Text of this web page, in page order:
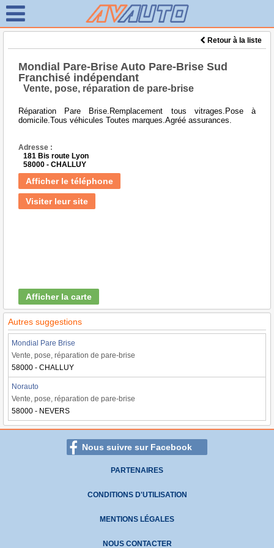
Retour à la liste
Mondial Pare-Brise Auto Pare-Brise Sud
Franchisé indépendant
Vente, pose, réparation de pare-brise
Réparation Pare Brise.Remplacement tous vitrages.Pose à
domicile.Tous véhicules Toutes marques.Agréé assurances.
Adresse :
181 Bis route Lyon
58000 - CHALLUY
Afficher le téléphone
Visiter leur site
Afficher la carte
Autres suggestions
Mondial Pare Brise
Vente, pose, réparation de pare-brise
58000 - CHALLUY
Norauto
Vente, pose, réparation de pare-brise
58000 - NEVERS
Nous suivre sur Facebook
PARTENAIRES
CONDITIONS D'UTILISATION
MENTIONS LÉGALES
NOUS CONTACTER